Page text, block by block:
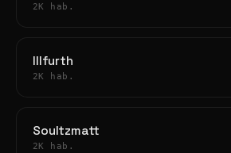
2K hab.
Illfurth
2K hab.
Soultzmatt
2K hab.